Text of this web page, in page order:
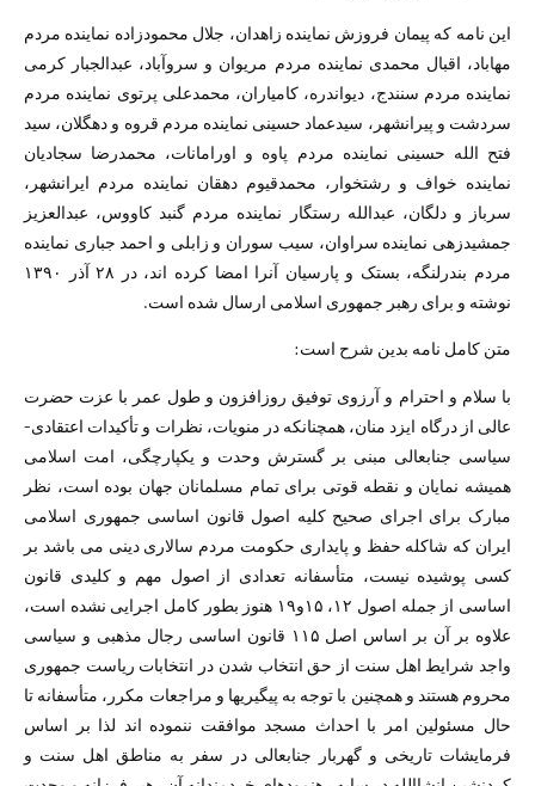
این نامه که پیمان فروزش نماینده زاهدان، جلال محمودزاده نماینده مردم
مهاباد، اقبال محمدی نماینده مردم مریوان و سروآباد، عبدالجبار کرمی
نماینده مردم سنندج، دیواندره، کامیاران، محمدعلی پرتوی نماینده مردم
سردشت و پیرانشهر، سیدعماد حسینی نماینده مردم قروه و دهگلان، سید
فتح الله حسینی نماینده مردم پاوه و اورامانات، محمدرضا سجادیان
نماینده خواف و رشتخوار، محمدقیوم دهقان نماینده مردم ایرانشهر،
سرباز و دلگان، عبدالله رستگار نماینده مردم گنبد کاووس، عبدالعزیز
جمشیدزهی نماینده سراوان، سیب سوران و زابلی و احمد جباری نماینده
مردم بندرلنگه، بستک و پارسیان آنرا امضا کرده اند، در ۲۸ آذر ۱۳۹۰
نوشته و برای رهبر جمهوری اسلامی ارسال شده است.
متن کامل نامه بدین شرح است:
با سلام و احترام و آرزوی توفیق روزافزون و طول عمر با عزت حضرت
عالی از درگاه ایزد منان، همچنانکه در منویات، نظرات و تأکیدات اعتقادی-
سیاسی جنابعالی مبنی بر گسترش وحدت و یکپارچگی، امت اسلامی
همیشه نمایان و نقطه قوتی برای تمام مسلمانان جهان بوده است، نظر
مبارک برای اجرای صحیح کلیه اصول قانون اساسی جمهوری اسلامی
ایران که شاکله حفظ و پایداری حکومت مردم سالاری دینی می باشد بر
کسی پوشیده نیست، متأسفانه تعدادی از اصول مهم و کلیدی قانون
اساسی از جمله اصول ۱۲، ۱۵و۱۹ هنوز بطور کامل اجرایی نشده است،
علاوه بر آن بر اساس اصل ۱۱۵ قانون اساسی رجال مذهبی و سیاسی
واجد شرایط اهل سنت از حق انتخاب شدن در انتخابات ریاست جمهوری
محروم هستند و همچنین با توجه به پیگیریها و مراجعات مکرر، متأسفانه تا
حال مسئولین امر با احداث مسجد موافقت ننموده اند لذا بر اساس
فرمایشات تاریخی و گهربار جنابعالی در سفر به مناطق اهل سنت و